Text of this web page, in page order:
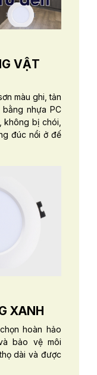
VẬT
màu ghi, tản
nhựa PC
không bị chói,
đúc nổi ở đế
XANH
hoàn hảo
bảo vệ môi
dài và được